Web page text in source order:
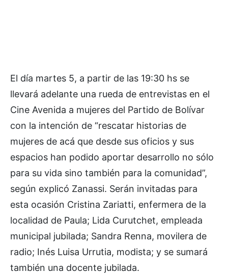
El día martes 5, a partir de las 19:30 hs se
llevará adelante una rueda de entrevistas en el
Cine Avenida a mujeres del Partido de Bolívar
con la intención de “rescatar historias de
mujeres de acá que desde sus oficios y sus
espacios han podido aportar desarrollo no sólo
para su vida sino también para la comunidad”,
según explicó Zanassi. Serán invitadas para
esta ocasión Cristina Zariatti, enfermera de la
localidad de Paula; Lida Curutchet, empleada
municipal jubilada; Sandra Renna, movilera de
radio; Inés Luisa Urrutia, modista; y se sumará
también una docente jubilada.